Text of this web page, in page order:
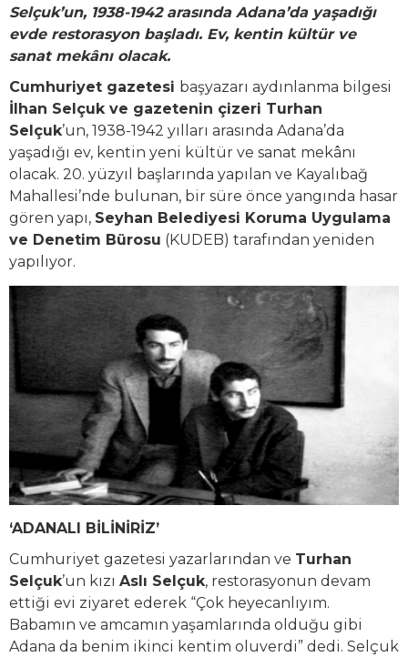
Selçuk’un, 1938-1942 arasında Adana’da yaşadığı
evde restorasyon başladı. Ev, kentin kültür ve
sanat mekânı olacak.
Cumhuriyet gazetesi başyazarı aydınlanma bilgesi
İlhan Selçuk ve gazetenin çizeri Turhan
Selçuk’un, 1938-1942 yılları arasında Adana’da
yaşadığı ev, kentin yeni kültür ve sanat mekânı
olacak. 20. yüzyıl başlarında yapılan ve Kayalıbağ
Mahallesi’nde bulunan, bir süre önce yangında hasar
gören yapı, Seyhan Belediyesi Koruma Uygulama
ve Denetim Bürosu (KUDEB) tarafından yeniden
yapılıyor.
‘ADANALI BİLİNİRİZ’
Cumhuriyet gazetesi yazarlarından ve Turhan
Selçuk’un kızı Aslı Selçuk, restorasyonun devam
ettiği evi ziyaret ederek “Çok heyecanlıyım.
Babamın ve amcamın yaşamlarında olduğu gibi
Adana da benim ikinci kentim oluverdi” dedi. Selçuk